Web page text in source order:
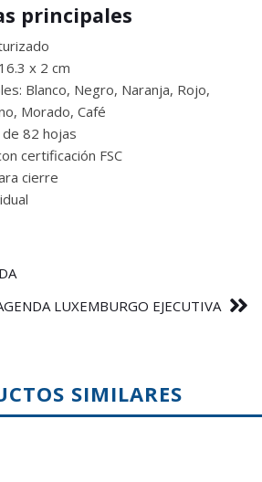
principales
x 2 cm
Blanco, Negro, Naranja, Rojo,
Morado, Café
82 hojas
certificación FSC
cierre
LUXEMBURGO EJECUTIVA
SIMILARES